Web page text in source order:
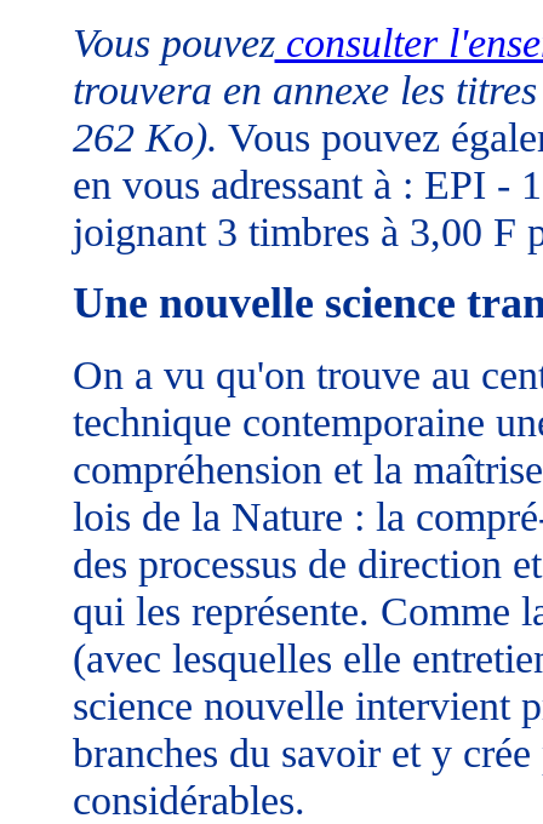
Vous pouvezconsulter
trouvera en annexe les
262 Ko). Vous pouvez
en vous adressant à : EPI -
joignant 3 timbres à 3,00 F
Une nouvelle science
On a vu qu'on trouve au
technique contemporaine
compréhension et la
lois de la Nature : la
des processus de direction
qui les représente. Comme
(avec lesquelles elle
science nouvelle intervient
branches du savoir et y
considérables.